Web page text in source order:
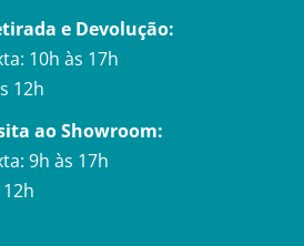
e Devolução:
10h às 17h
12h
ao Showroom:
9h às 17h